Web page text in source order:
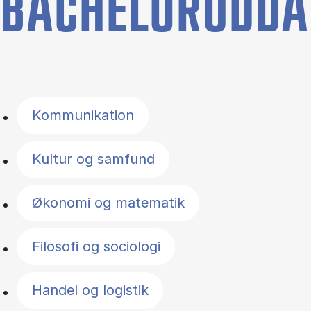
Kommunikation
Kultur og samfund
Økonomi og matematik
Filosofi og sociologi
Handel og logistik